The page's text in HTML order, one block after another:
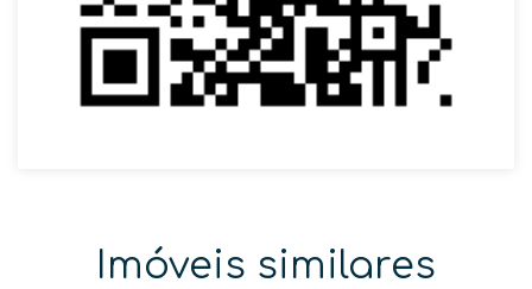
Imóveis similares